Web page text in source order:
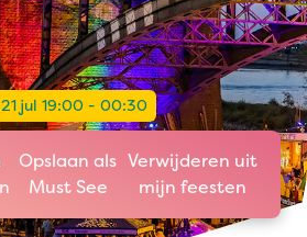
jul 19:00 - 00:30
Opslaan als
Must See
Verwijderen uit
mijn feesten